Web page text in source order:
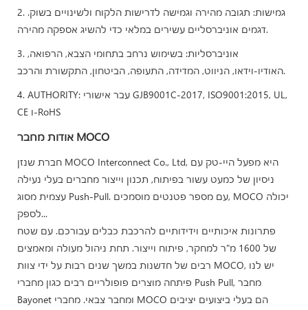
2. גמישות: תגובה מהירה וגמישה לדרישות הלקוח ולשינויים בשוק.
דגמים אוניברסליים עשירים במלאי כדי להשיג אספקה ​​מהירה.
3. אוניברסליות: בשימוש נרחב בתחומי הצבא, הרפואה,
האודיו-וידאו, הניווט, המדידה, התעופה, הביטחון, התקשורת והרכב.
4. AUTHORITY: עבר אישורי GJB9001C-2017, ISO9001:2015, UL,
CE ו-RoHS
אודות מחבר MOCO
חברת שנזן MOCO Interconnect Co., Ltd, היא מפעל היי-טק עם
ניסיון של כמעט עשור בפיתוח, תכנון וייצור מחברים בעלי נעילה
עצמית מסוג Push-Pull. עם מספר פטנטים מוסמכים, MOCO יכולה
לספק...
פתרונות איכותיים וידידותיים להרכבת כבלים עבורכם. עם שטח
של 1600 מ"ר למחקר, פיתוח וייצור. תחת ניהול מעולה ומאמצים
רבים של חדשנות במשך שנים רבות על ידי צוות MOCO, יש לנו
פיתחה מוצרים פופולריים רבים כגון מחברי Push Pull, מחבר
Bayonet ומחבר צבאי. מחברי MOCO הם בעלי ביצועים יציבים